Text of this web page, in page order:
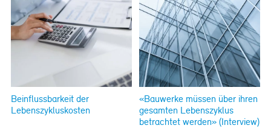
Beinflussbarkeit der
Lebenszykluskosten
«Bauwerke müssen über ihren
gesamten Lebenszyklus
betrachtet werden» (Interview)